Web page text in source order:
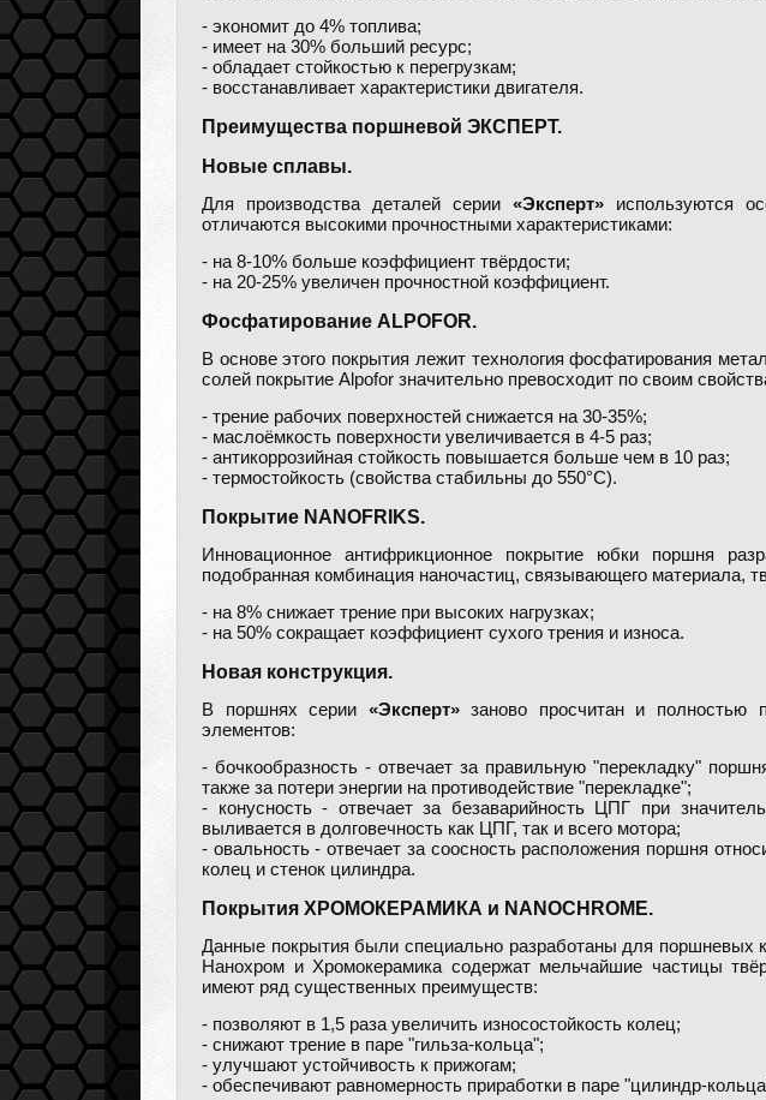
- экономит до 4% топлива;
- имеет на 30% больший ресурс;
- обладает стойкостью к перегрузкам;
- восстанавливает характеристики двигателя.
Преимущества поршневой ЭКСПЕРТ.
Новые сплавы.
Для производства деталей серии «Эксперт» используются
отличаются высокими прочностными характеристиками:
- на 8-10% больше коэффициент твёрдости;
- на 20-25% увеличен прочностной коэффициент.
Фосфатирование ALPOFOR.
В основе этого покрытия лежит технология фосфатирования
солей покрытие Alpofor значительно превосходит по своим
- трение рабочих поверхностей снижается на 30-35%;
- маслоёмкость поверхности увеличивается в 4-5 раз;
- антикоррозийная стойкость повышается больше чем в 10 раз;
- термостойкость (свойства стабильны до 550°С).
Покрытие NANOFRIKS.
Инновационное антифрикционное покрытие юбки поршня
подобранная комбинация наночастиц, связывающего материала,
- на 8% снижает трение при высоких нагрузках;
- на 50% сокращает коэффициент сухого трения и износа.
Новая конструкция.
В поршнях серии «Эксперт»заново просчитан и полностью
элементов:
- бочкообразность - отвечает за правильную "перекладку"
также за потери энергии на противодействие "перекладке";
- конусность - отвечает за безаварийность ЦПГ при
выливается в долговечность как ЦПГ, так и всего мотора;
- овальность - отвечает за соосность расположения поршня
колец и стенок цилиндра.
Покрытия ХРОМОКЕРАМИКА и NANOCHROME.
Данные покрытия были специально разработаны для поршневых
Нанохром и Хромокерамика содержат мельчайшие частицы
имеют ряд существенных преимуществ:
- позволяют в 1,5 раза увеличить износостойкость колец;
- снижают трение в паре "гильза-кольца";
- улучшают устойчивость к прижогам;
- обеспечивают равномерность приработки в паре "цилиндр-